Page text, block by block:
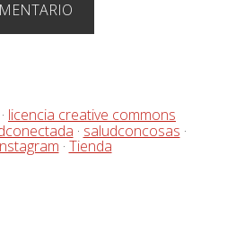
· licencia creative commons
· saludconcosas ·
· Tienda